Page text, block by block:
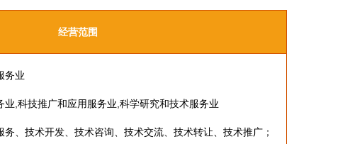
经营范围
务业
业,科技推广和应用服务业,科学研究和技术服务业
务、技术开发、技术咨询、技术交流、技术转让、技术推广；